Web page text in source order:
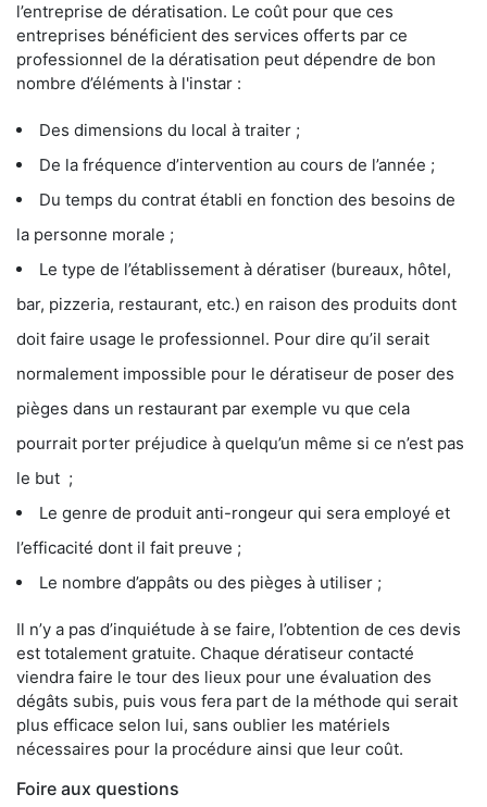
l’entreprise de dératisation. Le coût pour que ces
entreprises bénéficient des services offerts par ce
professionnel de la dératisation peut dépendre de bon
nombre d’éléments à l'instar :
Des dimensions du local à traiter ;
De la fréquence d’intervention au cours de l’année ;
Du temps du contrat établi en fonction des besoins de
la personne morale ;
Le type de l’établissement à dératiser (bureaux, hôtel,
bar, pizzeria, restaurant, etc.) en raison des produits dont
doit faire usage le professionnel. Pour dire qu’il serait
normalement impossible pour le dératiseur de poser des
pièges dans un restaurant par exemple vu que cela
pourrait porter préjudice à quelqu’un même si ce n’est pas
le but ;
Le genre de produit anti-rongeur qui sera employé et
l’efficacité dont il fait preuve ;
Le nombre d’appâts ou des pièges à utiliser ;
Il n’y a pas d’inquiétude à se faire, l’obtention de ces devis
est totalement gratuite. Chaque dératiseur contacté
viendra faire le tour des lieux pour une évaluation des
dégâts subis, puis vous fera part de la méthode qui serait
plus efficace selon lui, sans oublier les matériels
nécessaires pour la procédure ainsi que leur coût.
Foire aux questions